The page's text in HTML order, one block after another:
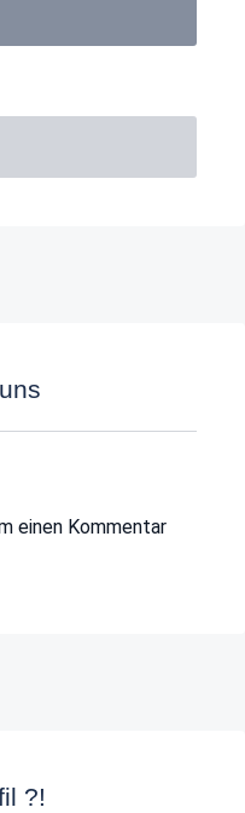
einen Kommentar
?!